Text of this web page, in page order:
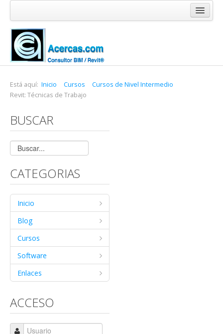
Inicio
Blog
Cursos
Software
Enlaces
Acercas
Está aquí: Inicio Cursos
Cursos de Nivel Intermedio
Revit: Técnicas de Trabajo
BUSCAR
CATEGORIAS
Inicio
Blog
Cursos
Software
Enlaces
ACCESO